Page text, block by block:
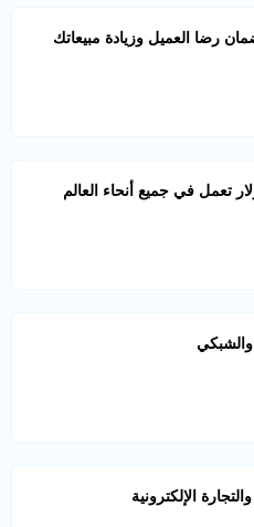
رضا العميل وزيادة مبيعاتك
تعمل في جميع أنحاء العالم
الإلكترونية